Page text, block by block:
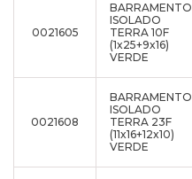
0021605
BARRAMENTO
ISOLADO
TERRA 10F
(1x25+9x16)
VERDE
0021608
BARRAMENTO
ISOLADO
TERRA 23F
(11x16+12x10)
VERDE